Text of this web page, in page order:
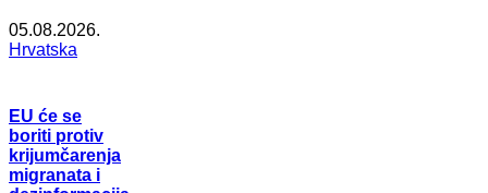
05.08.2026.
Hrvatska
EU će se
boriti protiv
krijumčarenja
migranata i